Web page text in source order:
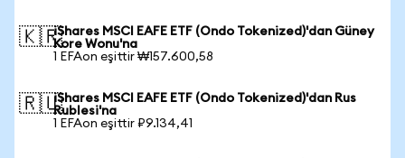
🇰🇷iShares MSCI EAFE ETF (Ondo Tokenized)'dan Güney
Kore Wonu'na
1 EFAon eşittir ₩157.600,58
🇷🇺iShares MSCI EAFE ETF (Ondo Tokenized)'dan Rus
Rublesi'na
1 EFAon eşittir ₽9.134,41